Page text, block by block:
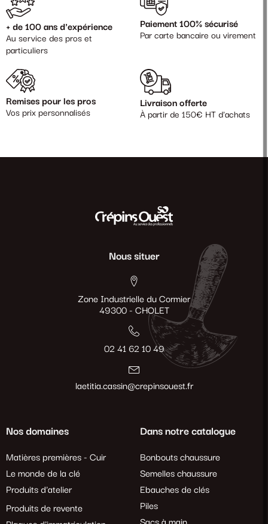
+ de 100 ans d'expérience
Au service des pros et
particuliers
Paiement 100% sécurisé
Par carte bancaire ou virement
Remises pour les pros
Vos prix personnalisés
Livraison offerte
À partir de 150€ HT d'achats
Nous situer
Zone Industrielle du Cormier
49300 - CHOLET
02 41 62 10 49
laetitia.cassin@crepinsouest.fr
Nos domaines
Matières premières - Cuir
Le monde de la clé
Produits d'atelier
Produits de revente
Dans notre catalogue
Bonbouts chaussure
Semelles chaussure
Ebauches de clés
Piles